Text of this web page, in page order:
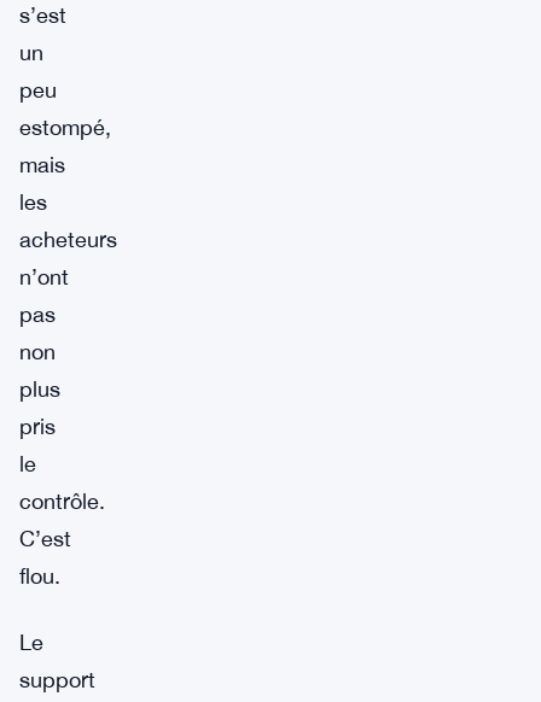
s’est
un
peu
estompé,
mais
les
acheteurs
n’ont
pas
non
plus
pris
le
contrôle.
C’est
flou.
Le
support